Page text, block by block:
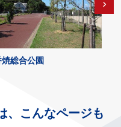
焼総合公園
、こんなページも